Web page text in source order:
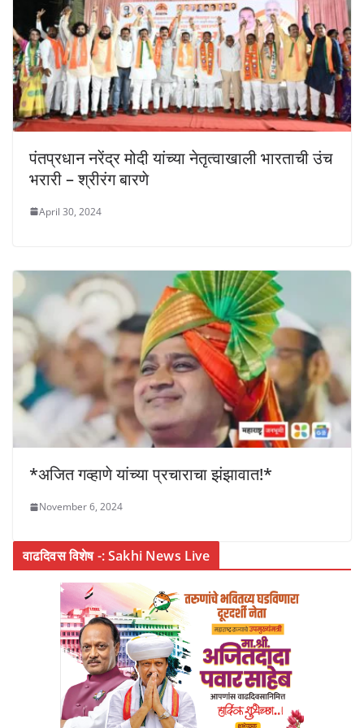
पंतप्रधान नरेंद्र मोदी यांच्या नेतृत्वाखाली भारताची उंच
भरारी – श्रीरंग बारणे
April 30, 2024
*अजित गव्हाणे यांच्या प्रचाराचा झंझावात!*
November 6, 2024
वाढदिवस विशेष -: Sakhi News Live